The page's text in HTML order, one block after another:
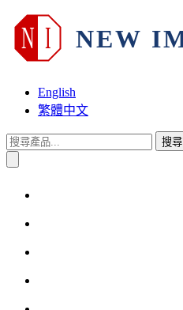
English
繁體中文
搜尋